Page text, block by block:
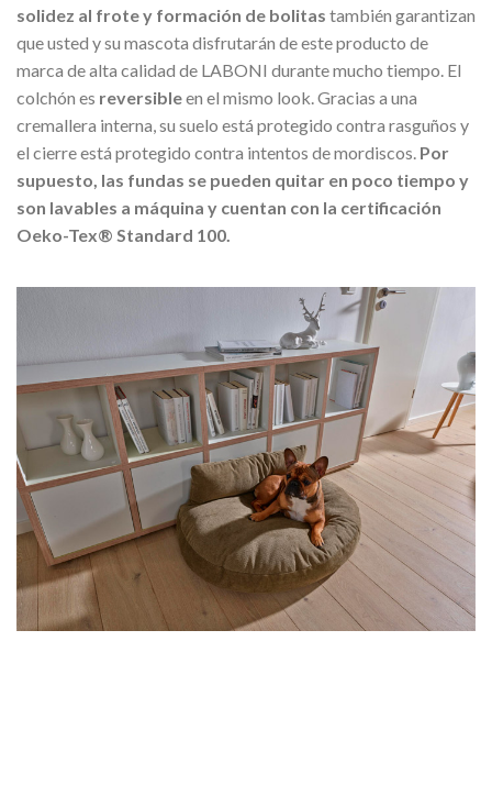
solidez al frote y formación de bolitas también garantizan
que usted y su mascota disfrutarán de este producto de
marca de alta calidad de LABONI durante mucho tiempo. El
colchón es reversibleen el mismo look. Gracias a una
cremallera interna, su suelo está protegido contra rasguños y
el cierre está protegido contra intentos de mordiscos. Por
supuesto, las fundas se pueden quitar en poco tiempo y
son lavables a máquina y cuentan con la certificación
Oeko-Tex® Standard 100.